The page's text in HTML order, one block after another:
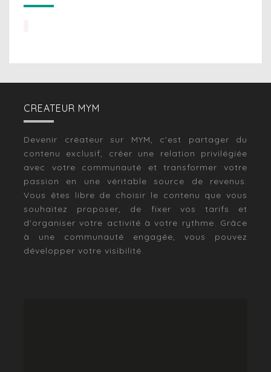
CREATEUR MYM
Devenir créateur sur MYM, c'est partager du
contenu exclusif, créer une relation privilégiée
avec votre communauté et transformer votre
passion en une véritable source de revenus.
Vous êtes libre de choisir le contenu que vous
souhaitez proposer, de fixer vos tarifs et
d'organiser votre activité à votre rythme. Grâce
à une communauté engagée, vous pouvez
développer votre visibilité.